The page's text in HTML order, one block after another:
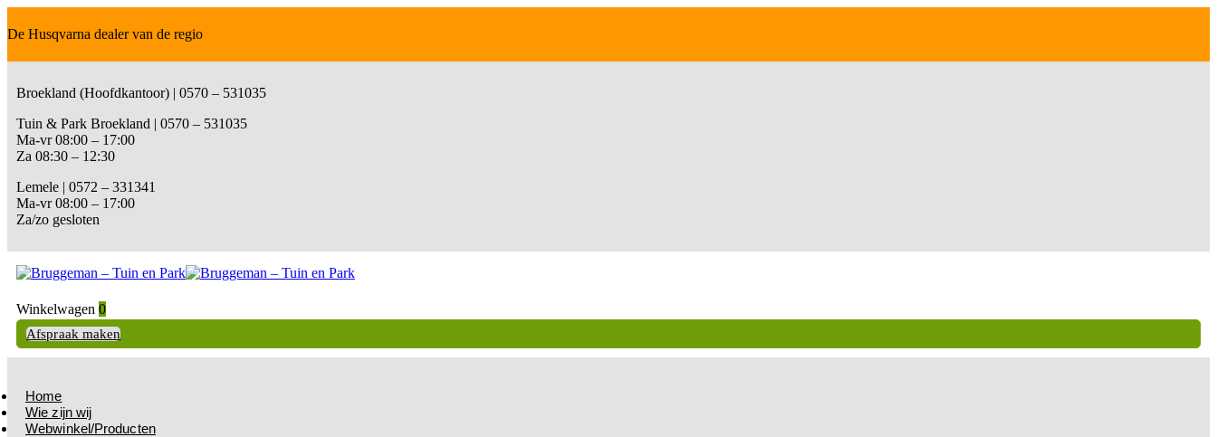
De Husqvarna dealer van de regio
Broekland (Hoofdkantoor) | 0570 – 531035
Tuin & Park Broekland | 0570 – 531035
Ma-vr 08:00 – 17:00
Za 08:30 – 12:30
Lemele | 0572 – 331341
Ma-vr 08:00 – 17:00
Za/zo gesloten
Winkelwagen 0
Afspraak maken
Home
Wie zijn wij
Webwinkel/Producten